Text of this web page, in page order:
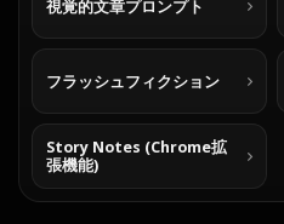
視覚的文章プロンプト
フラッシュフィクション
Story Notes (Chrome拡
張機能)